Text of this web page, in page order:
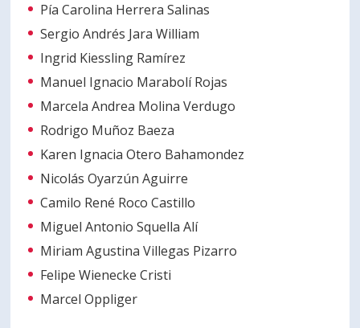
Pía Carolina Herrera Salinas
Sergio Andrés Jara William
Ingrid Kiessling Ramírez
Manuel Ignacio Marabolí Rojas
Marcela Andrea Molina Verdugo
Rodrigo Muñoz Baeza
Karen Ignacia Otero Bahamondez
Nicolás Oyarzún Aguirre
Camilo René Roco Castillo
Miguel Antonio Squella Alí
Miriam Agustina Villegas Pizarro
Felipe Wienecke Cristi
Marcel Oppliger